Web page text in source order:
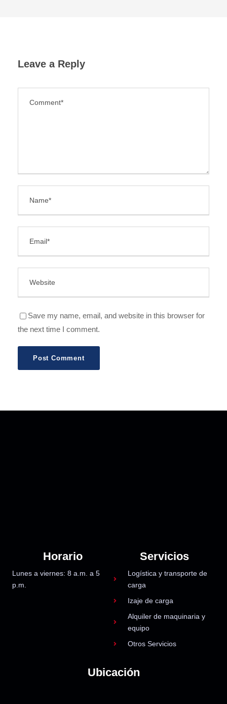
Leave a Reply
Save my name, email, and website in this browser for
the next time I comment.
Horario
Lunes a viernes: 8 a.m. a 5
p.m.
Servicios
Logística y transporte de
carga
Izaje de carga
Alquiler de maquinaria y
equipo
Otros Servicios
Ubicación